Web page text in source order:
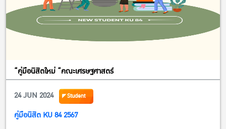
“คู่มือนิสิตใหม่ “คณะเศรษฐศาสตร์
24 JUN 2024
Student
คู่มือนิสิต KU 84 2567